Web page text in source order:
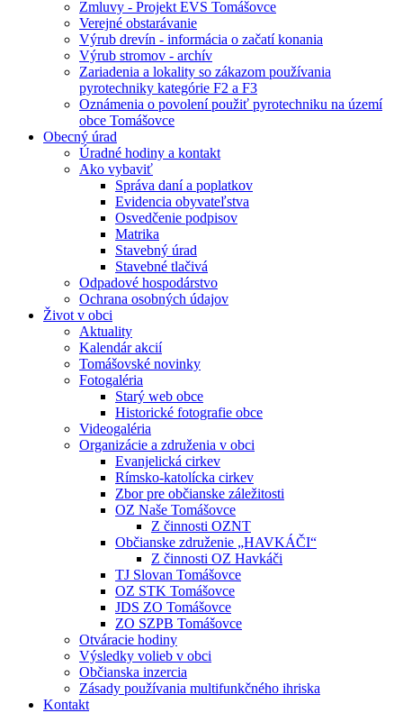
Zmluvy - Projekt EVS Tomášovce
Verejné obstarávanie
Výrub drevín - informácia o začatí konania
Výrub stromov - archív
Zariadenia a lokality so zákazom používania
pyrotechniky kategórie F2 a F3
Oznámenia o povolení použiť pyrotechniku na území
obce Tomášovce
Obecný úrad
Úradné hodiny a kontakt
Ako vybaviť
Správa daní a poplatkov
Evidencia obyvateľstva
Osvedčenie podpisov
Matrika
Stavebný úrad
Stavebné tlačivá
Odpadové hospodárstvo
Ochrana osobných údajov
Život v obci
Aktuality
Kalendár akcií
Tomášovské novinky
Fotogaléria
Starý web obce
Historické fotografie obce
Videogaléria
Organizácie a združenia v obci
Evanjelická cirkev
Rímsko-katolícka cirkev
Zbor pre občianske záležitosti
OZ Naše Tomášovce
Z činnosti OZNT
Občianske združenie „HAVKÁČI“
Z činnosti OZ Havkáči
TJ Slovan Tomášovce
OZ STK Tomášovce
JDS ZO Tomášovce
ZO SZPB Tomášovce
Otváracie hodiny
Výsledky volieb v obci
Občianska inzercia
Zásady používania multifunkčného ihriska
Kontakt